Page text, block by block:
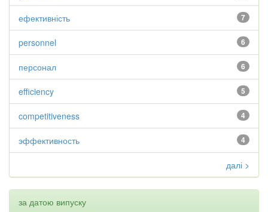
7
ефективність
6
personnel
6
персонал
5
efficiency
4
competitiveness
4
эффективность
далі >
за датою випуску